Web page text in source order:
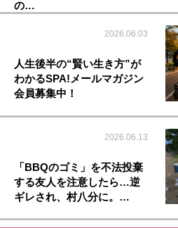
の…
2026.06.03
人生後半の“賢い生き方”が
わかるSPA!メールマガジン
会員募集中！
2026.06.13
「BBQのゴミ」を不法投棄
する友人を注意したら…逆
ギレされ、村八分に。…